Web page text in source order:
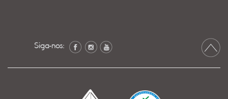
Siga-nos: